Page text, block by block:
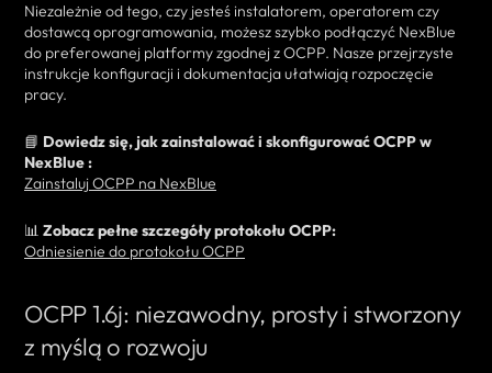
Niezależnie od tego, czy jesteś instalatorem, operatorem czy
dostawcą oprogramowania, możesz szybko podłączyć NexBlue
do preferowanej platformy zgodnej z OCPP. Nasze przejrzyste
instrukcje konfiguracji i dokumentacja ułatwiają rozpoczęcie
pracy.
📘 Dowiedz się, jak zainstalować i skonfigurować OCPP w
NexBlue :
Zainstaluj OCPP na NexBlue
📊 Zobacz pełne szczegóły protokołu OCPP:
Odniesienie do protokołu OCPP
OCPP 1.6j: niezawodny, prosty i stworzony
z myślą o rozwoju